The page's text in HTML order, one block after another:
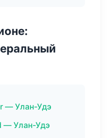
— Улан-Удэ
— Улан-Удэ